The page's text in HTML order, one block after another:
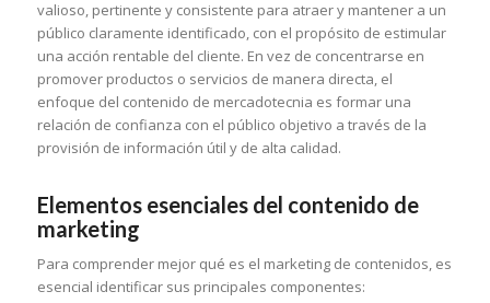
valioso, pertinente y consistente para atraer y mantener a un
público claramente identificado, con el propósito de estimular
una acción rentable del cliente. En vez de concentrarse en
promover productos o servicios de manera directa, el
enfoque del contenido de mercadotecnia es formar una
relación de confianza con el público objetivo a través de la
provisión de información útil y de alta calidad.
Elementos esenciales del contenido de
marketing
Para comprender mejor qué es el marketing de contenidos, es
esencial identificar sus principales componentes: